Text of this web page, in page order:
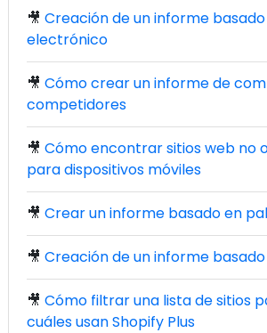
🎥 Creación de un informe
electrónico
🎥 Cómo crear un informe de
competidores
🎥 Cómo encontrar sitios web no
para dispositivos móviles
🎥 Crear un informe basado en
🎥 Creación de un informe
🎥 Cómo filtrar una lista de sitios
cuáles usan Shopify Plus